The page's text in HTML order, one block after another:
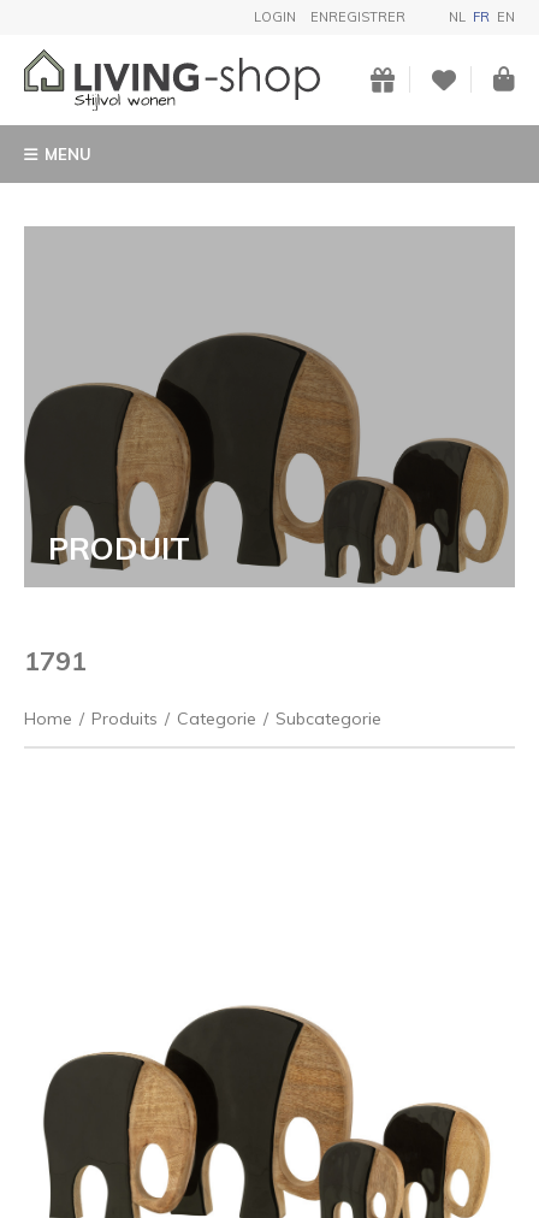
LOGIN ENREGISTRER NL FR EN
MENU
PRODUIT
1791
Home / Produits / Categorie / Subcategorie